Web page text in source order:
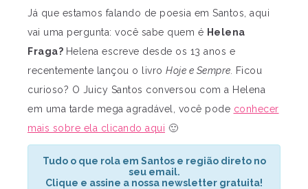
Já que estamos falando de poesia em Santos, aqui
vai uma pergunta: você sabe quem é Helena
Fraga? Helena escreve desde os 13 anos e
recentemente lançou o livro Hoje e Sempre.
Ficou
curioso? O Juicy Santos conversou com a Helena
em uma tarde mega agradável, você pode conhecer
mais sobre ela clicando aqui 🙂
Tudo o que rola em Santos e região direto no
seu email.
Clique e assine a nossa newsletter gratuita!